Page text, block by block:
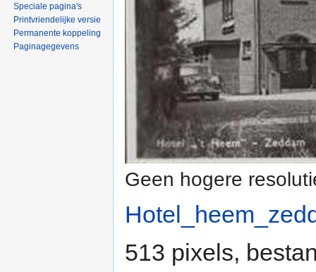
Geen hogere
513 pixels,
Speciale pagina's
Printvriendelijke versie
Permanente koppeling
Paginagegevens